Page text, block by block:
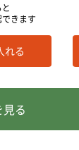
きます
れる
る